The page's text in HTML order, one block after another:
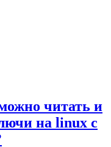
читать и
на linux с